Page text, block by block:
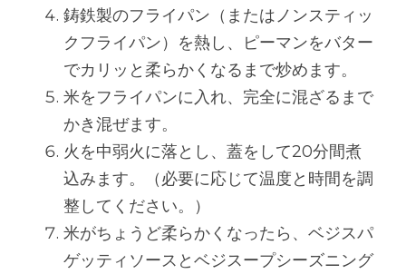
鋳鉄製のフライパン（またはノンスティッ
クフライパン）を熱し、ピーマンをバター
でカリッと柔らかくなるまで炒めます。
米をフライパンに入れ、完全に混ざるまで
かき混ぜます。
火を中弱火に落とし、蓋をして20分間煮
込みます。（必要に応じて温度と時間を調
整してください。）
米がちょうど柔らかくなったら、ベジスパ
ゲッティソースとベジスープシーズニング